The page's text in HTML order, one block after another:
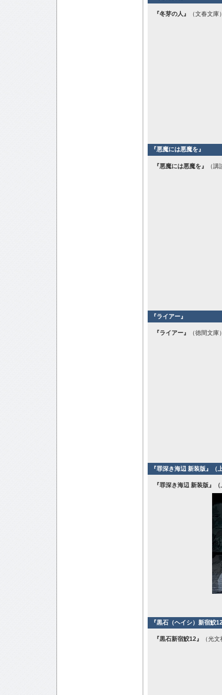
『冬芽の人』 （文春文
『悪魔には悪魔を』
『悪魔には悪魔を』 （
『ライアー』
『ライアー』 （徳間文
『罪深き海辺 新装版』（
『罪深き海辺 新装版』
『黒石（ヘイシ）新宿鮫
『黒石新宿鮫12』 （光